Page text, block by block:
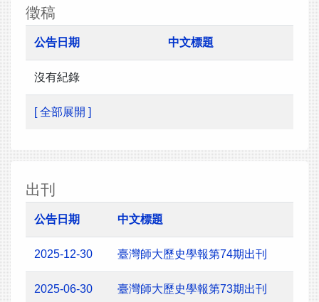
徵稿
公告日期 中文標題
沒有紀錄
[ 全部展開 ]
出刊
公告日期 中文標題
2025-12-30 臺灣師大歷史學報第74期出刊
2025-06-30 臺灣師大歷史學報第73期出刊